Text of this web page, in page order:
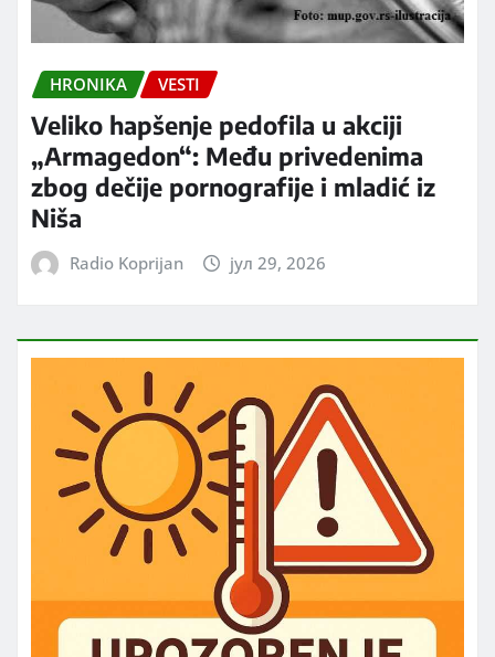
HRONIKA VESTI
Veliko hapšenje pedofila u akciji
„Armagedon“: Među privedenima
zbog dečije pornografije i mladić iz
Niša
Radio Koprijan јул 29, 2026